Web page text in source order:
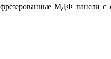
МДФ панели